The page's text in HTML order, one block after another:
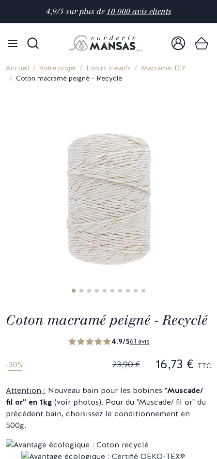
4,9/5 sur plus de 10 000 avis clients
Accueil Votre projet Loisirs créatifs
Macramé, DIY
Coton macramé peigné - Recyclé
Coton macramé peigné - Recyclé
4.9/561 avis
-30% 23,90 € 16,73 € TTC
Attention : Nouveau bain pour les bobines "Muscade/
fil or" en 1kg (voir photos). Pour du "Muscade/ fil or" du
précédent bain, choisissez le conditionnement en
500g.